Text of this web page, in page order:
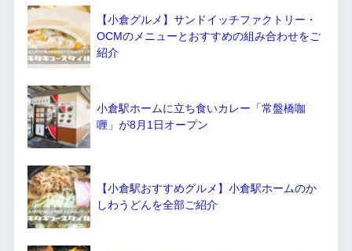
【小倉グルメ】サンドイッチファクトリー・
OCMのメニューとおすすめの組み合わせをご
紹介
小倉駅ホームに立ち食いカレー「常盤橋咖
喱」が8月1日オープン
【小倉駅おすすめグルメ】小倉駅ホームのか
しわうどんを全部ご紹介